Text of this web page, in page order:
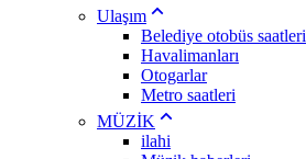
Ulaşım
Belediye otobüs saatleri
Havalimanları
Otogarlar
Metro saatleri
MÜZİK
ilahi